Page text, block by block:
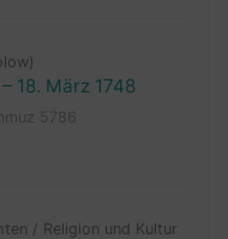
18. März 1748
/ Religion und Kultur